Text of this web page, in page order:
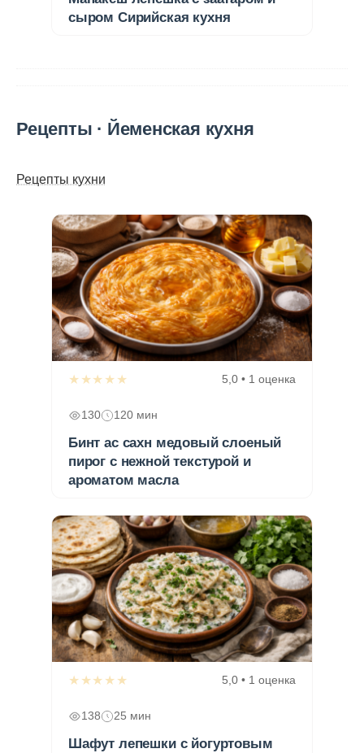
сыром Сирийская кухня
Рецепты · Йеменская кухня
Рецепты кухни
★★★★★ 5,0 • 1 оценка
130 120 мин
Бинт ас сахн медовый слоеный
пирог с нежной текстурой и
ароматом масла
★★★★★ 5,0 • 1 оценка
138 25 мин
Шафут лепешки с йогуртовым